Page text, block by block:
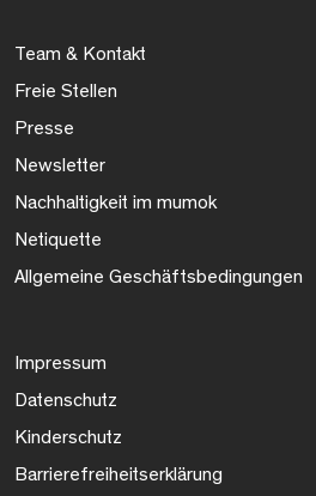
Team & Kontakt
Freie Stellen
Presse
Newsletter
Nachhaltigkeit im mumok
Netiquette
Allgemeine Geschäftsbedingungen
Impressum
Datenschutz
Kinderschutz
Barrierefreiheitserklärung